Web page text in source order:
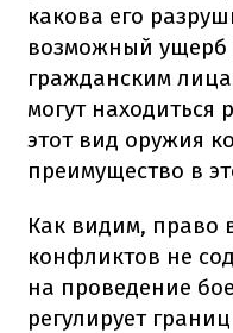
какова его
возможный ущерб
гражданским
могут находиться
этот вид оружия
преимущество в
Как видим, право
конфликтов не
на проведение
регулирует